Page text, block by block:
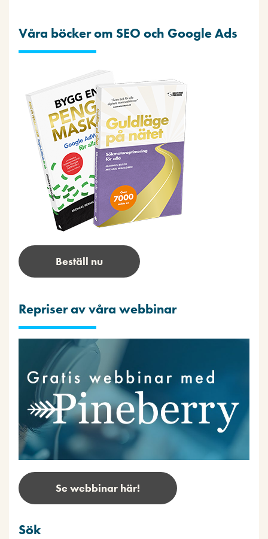
Våra böcker om SEO och Google Ads
Beställ nu
Repriser av våra webbinar
Se webbinar här!
Sök